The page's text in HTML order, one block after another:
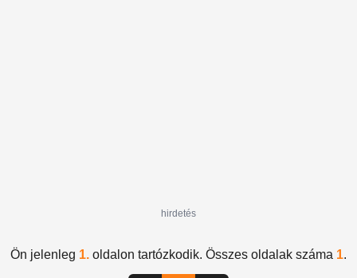
hirdetés
Ön jelenleg 1. oldalon tartózkodik. Összes oldalak száma 1.